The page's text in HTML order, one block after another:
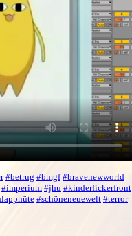
#betrug #bmgf #bravenewworld
#imperium #jhu #kinderfickerfront
#schöneneuewelt #terror